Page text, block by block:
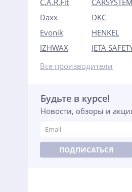
C.A.R.Fit
CARSYSTEM
Daxx
DKC
Evonik
HENKEL
IZHWAX
JETA
Все производители
Будьте в курсе!
Новости, обзоры и
ПОДПИСАТЬСЯ